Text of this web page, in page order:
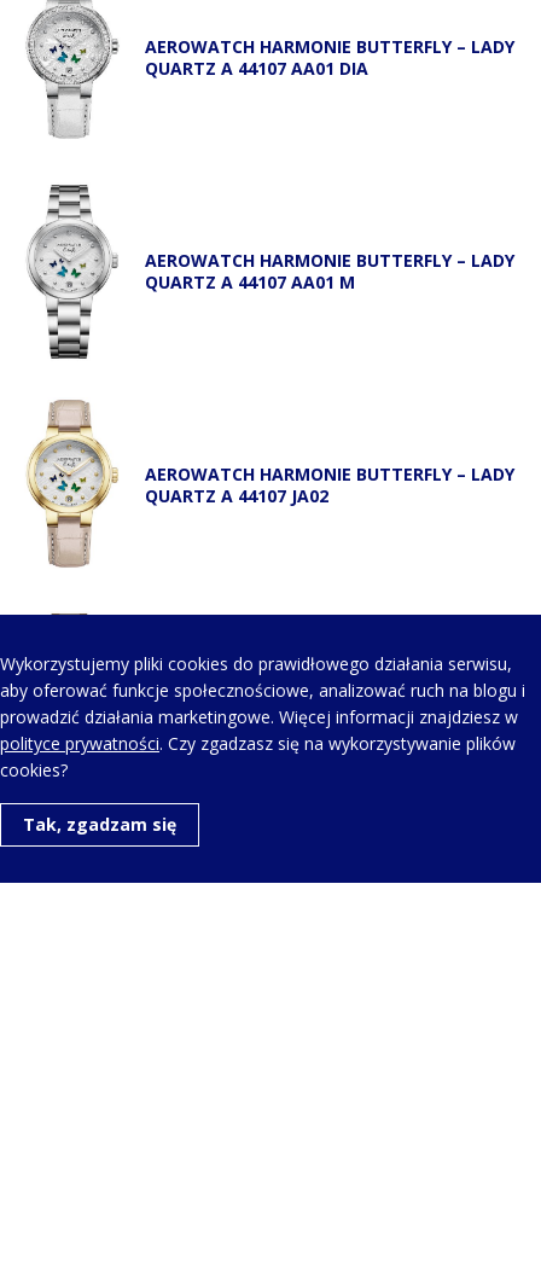
AEROWATCH HARMONIE BUTTERFLY – LADY
QUARTZ A 44107 AA01 DIA
AEROWATCH HARMONIE BUTTERFLY – LADY
QUARTZ A 44107 AA01 M
AEROWATCH HARMONIE BUTTERFLY – LADY
QUARTZ A 44107 JA02
AEROWATCH HARMONIE BUTTERFLY – LADY
QUARTZ A 44107 JA02 M
KONTAKT Z NAMI
Wykorzystujemy pliki cookies do prawidłowego działania serwisu,
aby oferować funkcje społecznościowe, analizować ruch na blogu i
prowadzić działania marketingowe. Więcej informacji znajdziesz w
polityce prywatności. Czy zgadzasz się na wykorzystywanie plików
cookies?
Tak, zgadzam się